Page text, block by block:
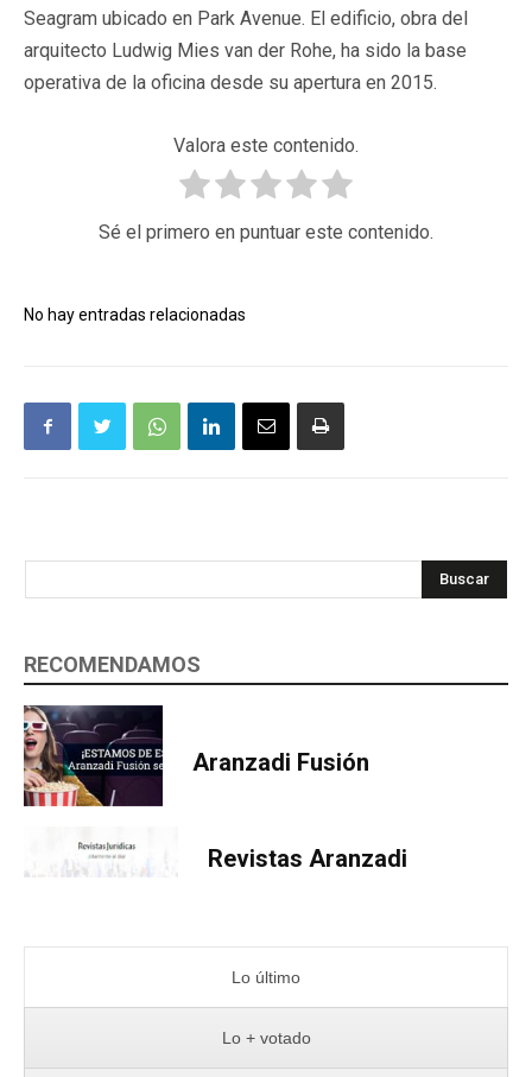
Seagram ubicado en Park Avenue. El edificio, obra del
arquitecto Ludwig Mies van der Rohe, ha sido la base
operativa de la oficina desde su apertura en 2015.
Valora este contenido.
Sé el primero en puntuar este contenido.
No hay entradas relacionadas
Buscar
RECOMENDAMOS
Aranzadi Fusión
Revistas Aranzadi
Lo último
Lo + votado